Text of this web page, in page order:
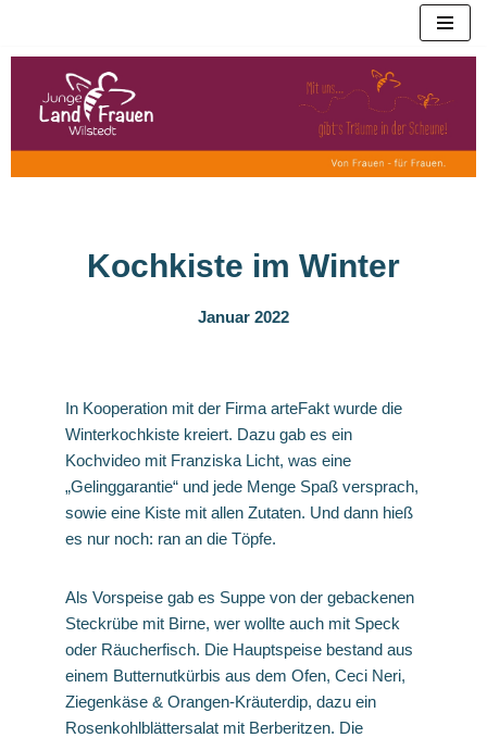
Zum
springen
Kochkiste im Winter
Januar 2022
In Kooperation mit der Firma arteFakt wurde die
Winterkochkiste kreiert. Dazu gab es ein
Kochvideo mit Franziska Licht, was eine
„Gelinggarantie“ und jede Menge Spaß versprach,
sowie eine Kiste mit allen Zutaten. Und dann hieß
es nur noch: ran an die Töpfe.
Als Vorspeise gab es Suppe von der gebackenen
Steckrübe mit Birne, wer wollte auch mit Speck
oder Räucherfisch. Die Hauptspeise bestand aus
einem Butternutkürbis aus dem Ofen, Ceci Neri,
Ziegenkäse & Orangen-Kräuterdip, dazu ein
Rosenkohlblättersalat mit Berberitzen. Die